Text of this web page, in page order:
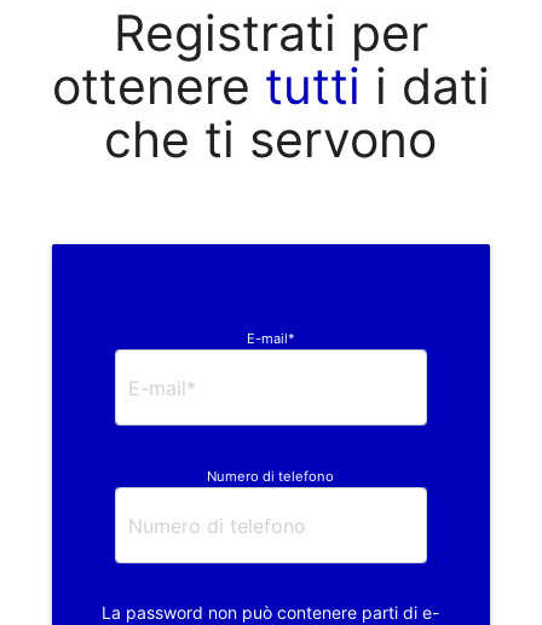
Registrati per
ottenere tutti i dati
che ti servono
E-mail*
Numero di telefono
La password non può contenere parti di e-